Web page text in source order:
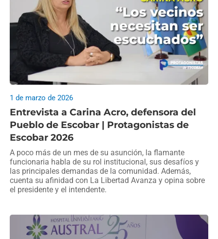
Entrevista a Carina Acro, defensora del
Pueblo de Escobar | Protagonistas de
Escobar 2026
1 de marzo de 2026
A poco más de un mes de su asunción, la flamante
funcionaria habla de su rol institucional, sus desafíos y
las principales demandas de la comunidad. Además,
cuenta su afinidad con La Libertad Avanza y opina sobre
el presidente y el intendente.